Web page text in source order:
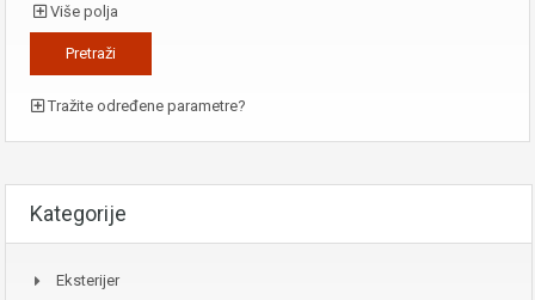
Više polja
Tražite određene parametre?
Kategorije
Eksterijer